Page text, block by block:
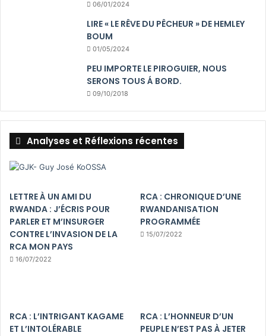
06/01/2024
LIRE « LE RÊVE DU PÊCHEUR » DE HEMLEY
BOUM
01/05/2024
PEU IMPORTE LE PIROGUIER, NOUS
SERONS TOUS Á BORD.
09/10/2018
Analyses et Réflexions récentes
LETTRE À UN AMI DU
RWANDA : J’ÉCRIS POUR
PARLER ET M’INSURGER
CONTRE L’INVASION DE LA
RCA MON PAYS
16/07/2022
RCA : CHRONIQUE D’UNE
RWANDANISATION
PROGRAMMÉE
15/07/2022
RCA : L’INTRIGANT KAGAME
ET L’INTOLÉRABLE
RCA : L’HONNEUR D’UN
PEUPLE N’EST PAS À JETER